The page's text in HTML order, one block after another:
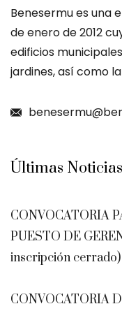
Benesermu es una
de enero de 2012
edificios
jardines, así como
Últimas Noticias
CONVOCATORIA
PUESTO DE
inscripción cerrado)
CONVOCATORIA